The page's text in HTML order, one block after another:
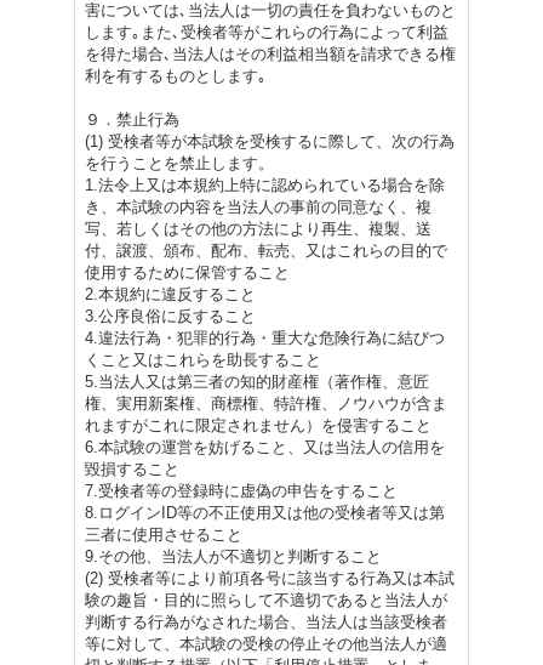
害については､当法人は一切の責任を負わないものと
します｡また､受検者等がこれらの行為によって利益
を得た場合､当法人はその利益相当額を請求できる権
利を有するものとします｡
９．禁止行為
(1) 受検者等が本試験を受検するに際して、次の行為
を行うことを禁止します。
1.法令上又は本規約上特に認められている場合を除
き、本試験の内容を当法人の事前の同意なく、複
写、若しくはその他の方法により再生、複製、送
付、譲渡、頒布、配布、転売、又はこれらの目的で
使用するために保管すること
2.本規約に違反すること
3.公序良俗に反すること
4.違法行為・犯罪的行為・重大な危険行為に結びつ
くこと又はこれらを助長すること
5.当法人又は第三者の知的財産権（著作権、意匠
権、実用新案権、商標権、特許権、ノウハウが含ま
れますがこれに限定されません）を侵害すること
6.本試験の運営を妨げること、又は当法人の信用を
毀損すること
7.受検者等の登録時に虚偽の申告をすること
8.ログインID等の不正使用又は他の受検者等又は第
三者に使用させること
9.その他、当法人が不適切と判断すること
(2) 受検者等により前項各号に該当する行為又は本試
験の趣旨・目的に照らして不適切であると当法人が
判断する行為がなされた場合、当法人は当該受検者
等に対して、本試験の受検の停止その他当法人が適